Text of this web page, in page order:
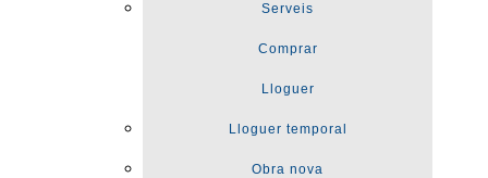
Serveis
Comprar
Lloguer
Lloguer temporal
Obra nova